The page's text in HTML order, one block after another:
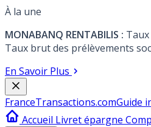
À la une
MONABANQ RENTABILIS :
Taux brut des prélèvements
En Savoir Plus
FranceTransactions.comGuide
Accueil Livret épargne